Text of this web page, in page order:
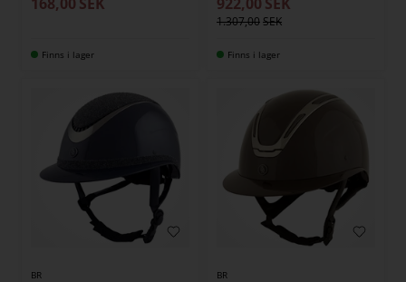
Finns i lager
1.307,00
Finns i lager
BR BR